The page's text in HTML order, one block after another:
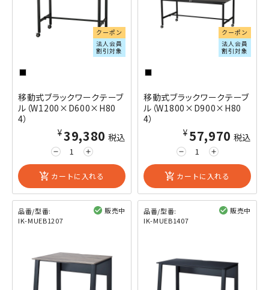
クーポン
法人会員
割引対象
移動式ブラックワークテーブ
ル（W1200×D600×H80
4）
remove add
¥39,380 税込
add_shopping_cart カートに入れる
クーポン
法人会員
割引対象
移動式ブラックワークテーブ
ル（W1800×D900×H80
4）
remove add
¥57,970 税込
add_shopping_cart カートに入れる
品番/型番:
IK-MUEB1207
販売中
品番/型番:
IK-MUEB1407
販売中